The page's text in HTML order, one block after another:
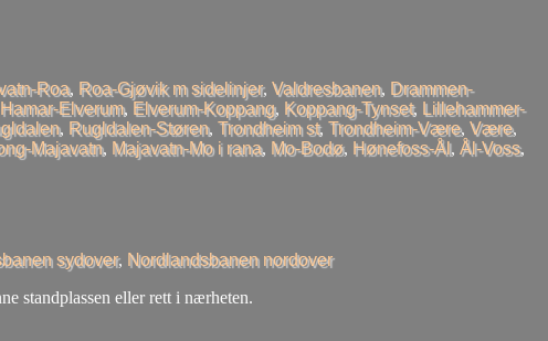
Roa, Roa-Gjøvik m sidelinjer, Valdresbanen, Drammen-
Hamar-Elverum, Elverum-Koppang, Koppang-Tynset, Lillehammer-
, Rugldalen-Støren, Trondheim st, Trondheim-Være, Være,
Majavatn, Majavatn-Mo i rana, Mo-Bodø, Hønefoss-Ål, Ål-Voss,
sydover, Nordlandsbanen nordover
standplassen eller rett i nærheten.